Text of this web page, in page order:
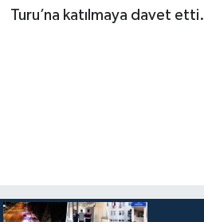
Turu’na katılmaya davet etti.